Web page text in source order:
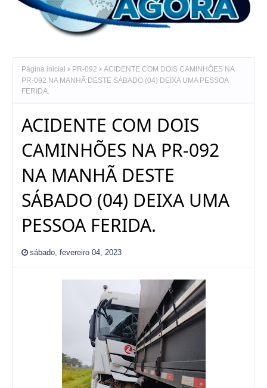
Página inicial PR-092
ACIDENTE COM DOIS CAMINHÕES NA
PR-092 NA MANHÃ DESTE SÁBADO (04) DEIXA UMA PESSOA
FERIDA.
ACIDENTE COM DOIS
CAMINHÕES NA PR-092
NA MANHÃ DESTE
SÁBADO (04) DEIXA UMA
PESSOA FERIDA.
sábado, fevereiro 04, 2023